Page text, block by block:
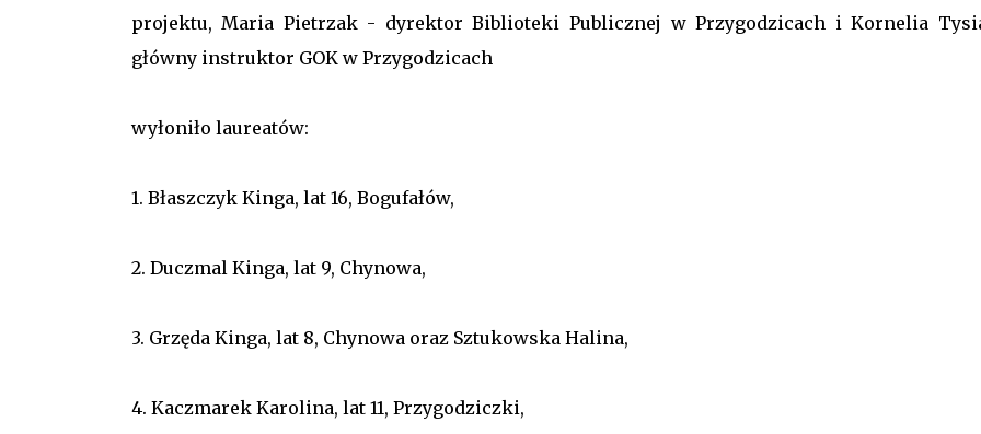
projektu, Maria Pietrzak - dyrektor Biblioteki Publicznej w Przygodzicach i Kornelia
główny instruktor GOK w Przygodzicach
wyłoniło laureatów:
1. Błaszczyk Kinga, lat 16, Bogufałów,
2. Duczmal Kinga, lat 9, Chynowa,
3. Grzęda Kinga, lat 8, Chynowa oraz Sztukowska Halina,
4. Kaczmarek Karolina, lat 11, Przygodziczki,